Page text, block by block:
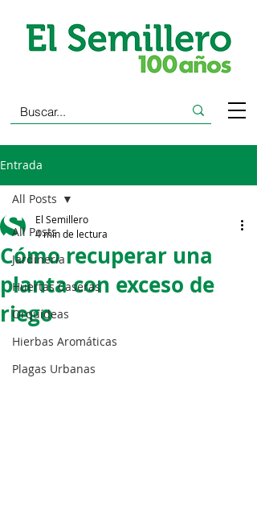
Entrada
All Posts
Jardinería
Huertas Caseras
Orquídeas
Hierbas Aromáticas
Plagas Urbanas
All Posts
Cómo recuperar una
planta con exceso de
riego
El Semillero
4 min de lectura